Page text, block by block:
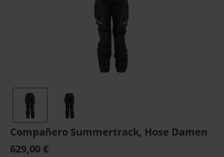
Compañero Summertrack, Hose Damen
629,00 €